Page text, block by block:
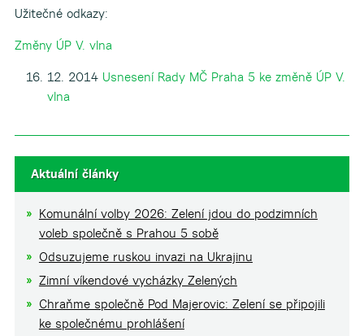
Užitečné odkazy:
Změny ÚP V. vlna
12. 2014 Usnesení Rady MČ Praha 5 ke změně ÚP V.
vlna
Aktuální články
Komunální volby 2026: Zelení jdou do podzimních
voleb společně s Prahou 5 sobě
Odsuzujeme ruskou invazi na Ukrajinu
Zimní víkendové vycházky Zelených
Chraňme společně Pod Majerovic: Zelení se připojili
ke společnému prohlášení